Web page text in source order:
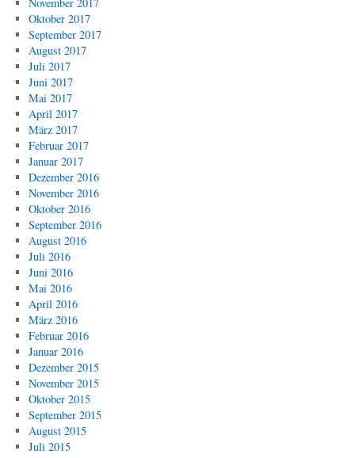
Oktober 2017
September 2017
August 2017
Juli 2017
Juni 2017
Mai 2017
April 2017
März 2017
Februar 2017
Januar 2017
Dezember 2016
November 2016
Oktober 2016
September 2016
August 2016
Juli 2016
Juni 2016
Mai 2016
April 2016
März 2016
Februar 2016
Januar 2016
Dezember 2015
November 2015
Oktober 2015
September 2015
August 2015
Juli 2015